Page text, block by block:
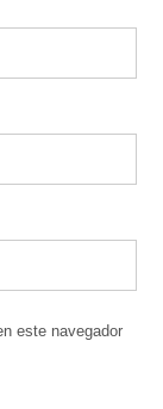
este navegador